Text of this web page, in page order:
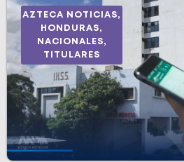
AZTECA NOTICIAS,
HONDURAS,
NACIONALES,
TITULARES